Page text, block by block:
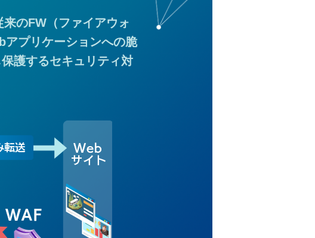
のFW（ファイアウォ
プリケーションへの脆
護するセキュリティ対